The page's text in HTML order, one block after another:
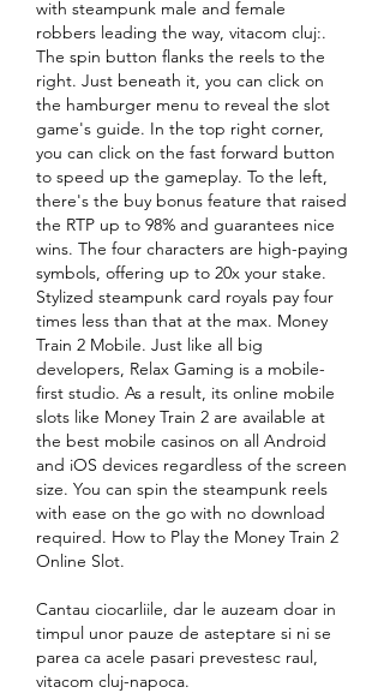
with steampunk male and female
robbers leading the way, vitacom cluj:.
The spin button flanks the reels to the
right. Just beneath it, you can click on
the hamburger menu to reveal the slot
game's guide. In the top right corner,
you can click on the fast forward button
to speed up the gameplay. To the left,
there's the buy bonus feature that raised
the RTP up to 98% and guarantees nice
wins. The four characters are high-paying
symbols, offering up to 20x your stake.
Stylized steampunk card royals pay four
times less than that at the max. Money
Train 2 Mobile. Just like all big
developers, Relax Gaming is a mobile-
first studio. As a result, its online mobile
slots like Money Train 2 are available at
the best mobile casinos on all Android
and iOS devices regardless of the screen
size. You can spin the steampunk reels
with ease on the go with no download
required. How to Play the Money Train 2
Online Slot.
Cantau ciocarliile, dar le auzeam doar in
timpul unor pauze de asteptare si ni se
parea ca acele pasari prevestesc raul,
vitacom cluj-napoca.